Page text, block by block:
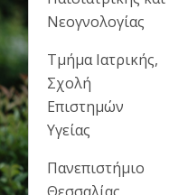
Νεογνολογίας
Τμήμα Ιατρικής,
Σχολή
Επιστημών
Υγείας
Πανεπιστήμιο